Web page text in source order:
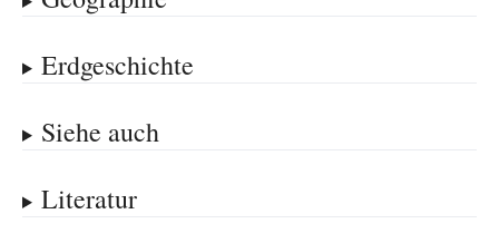
Erdgeschichte
Siehe auch
Literatur